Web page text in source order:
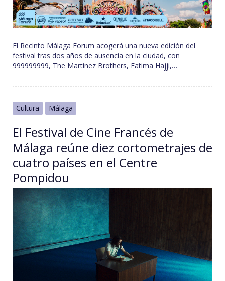
El Recinto Málaga Forum acogerá una nueva edición del
festival tras dos años de ausencia en la ciudad, con
999999999, The Martinez Brothers, Fatima Hajji,…
Cultura Málaga
El Festival de Cine Francés de
Málaga reúne diez cortometrajes de
cuatro países en el Centre
Pompidou